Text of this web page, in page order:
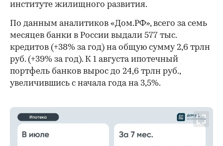
институте жилищного развития.
По данным аналитиков «Дом.РФ», всего за семь
месяцев банки в России выдали 577 тыс.
кредитов (+38% за год) на общую сумму 2,6 трлн
руб. (+39% за год). К 1 августа ипотечный
портфель банков вырос до 24,6 трлн руб.,
увеличившись с начала года на 3,5%.